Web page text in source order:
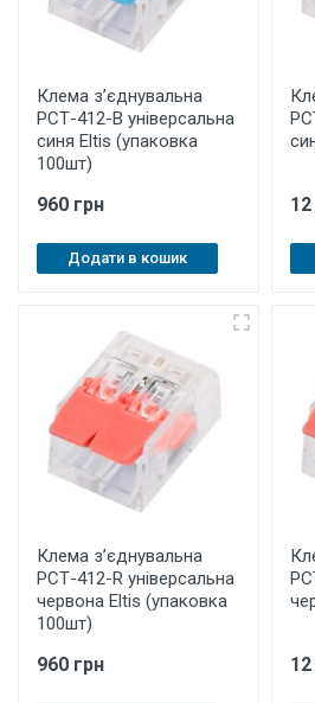
Клема з’єднувальна
РСТ-412-B універсальна
синя Eltis (упаковка
100шт)
960 грн
Додати в кошик
Клема з’єднувальна
РСТ-412-R універсальна
червона Eltis (упаковка
100шт)
960 грн